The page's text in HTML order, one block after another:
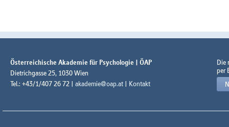
Österreichische Akademie für Psychologie | ÖAP
Dietrichgasse 25, 1030 Wien
Tel.: +43/1/407 26 72 | akademie@oap.at | Kontakt
Die
per